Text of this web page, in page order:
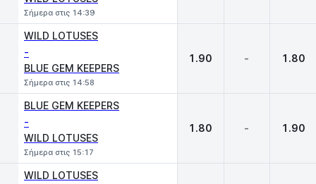
Σήμερα στις 14:39
WILD LOTUSES
-
BLUE GEM KEEPERS
Σήμερα στις 14:58
1.90 - 1.80
BLUE GEM KEEPERS
-
WILD LOTUSES
Σήμερα στις 15:17
1.80 - 1.90
WILD LOTUSES